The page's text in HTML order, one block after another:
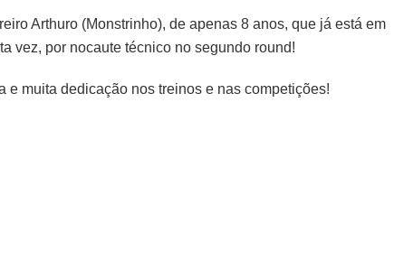
Arthuro (Monstrinho), de apenas 8 anos, que já está em
vez, por nocaute técnico no segundo round!
muita dedicação nos treinos e nas competições!